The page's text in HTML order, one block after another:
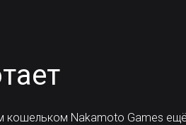
кошельком Nakamoto Games